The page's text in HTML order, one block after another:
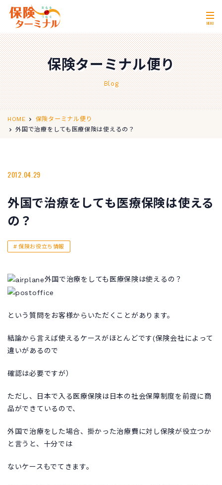
MENU
ホーム Home
私たちの強み Our Strength
無料相談 Consultation
取扱保険会社 Insurance Companies
0120-11-2287 営業時間 10:00〜18:00
保険ターミナル便り
Blog
HOME
保険ターミナル便り
外国で治療をしても医療保険は使えるの？
2012.04.29
外国で治療をしても医療保険は使える
の？
保険お役立ち情報
外国で治療をしても医療保険は使えるの？
という質問をお客様からいただくことがあります。
結論から言えば使えるケースがほとんどです(保険会社によって
違いがあるので
確認は必要ですが）
ただし、日本で入る医療保険は日本の社会保障制度を前提に商
品ができているので、
外国で治療をした場合、掛かった治療費に対し保険が役立つか
と言うと、十分では
ないケースもでてきます。